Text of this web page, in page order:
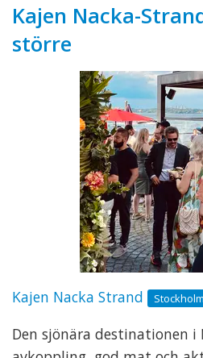
Kajen Nacka-
större
Kajen Nacka Strand
Den sjönära destinationen i